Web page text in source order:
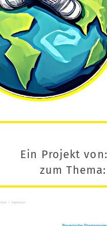
Ein Projekt von:
zum Thema: